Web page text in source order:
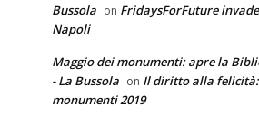
Bussola on FridaysForFuture
Napoli
Maggio dei monumenti: apre la
- La Bussola on Il diritto alla
monumenti 2019